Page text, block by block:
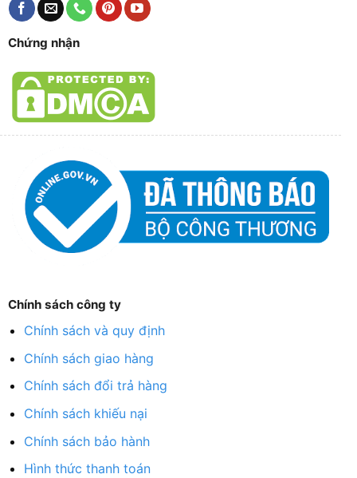
Chứng nhận
Chính sách công ty
Chính sách và quy định
Chính sách giao hàng
Chính sách đổi trả hàng
Chính sách khiếu nại
Chính sách bảo hành
Hình thức thanh toán